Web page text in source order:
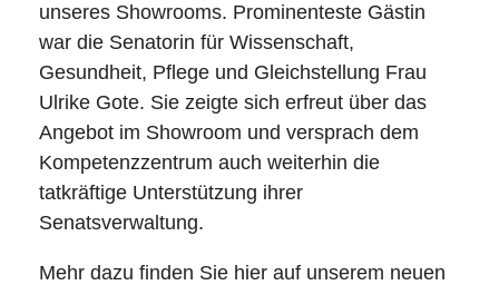
unseres Showrooms. Prominenteste Gästin
war die Senatorin für Wissenschaft,
Gesundheit, Pflege und Gleichstellung Frau
Ulrike Gote. Sie zeigte sich erfreut über das
Angebot im Showroom und versprach dem
Kompetenzzentrum auch weiterhin die
tatkräftige Unterstützung ihrer
Senatsverwaltung.
Mehr dazu finden Sie hier auf unserem neuen